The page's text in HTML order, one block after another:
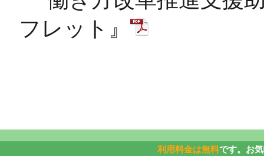
フレット』
利用料金は無料です。お